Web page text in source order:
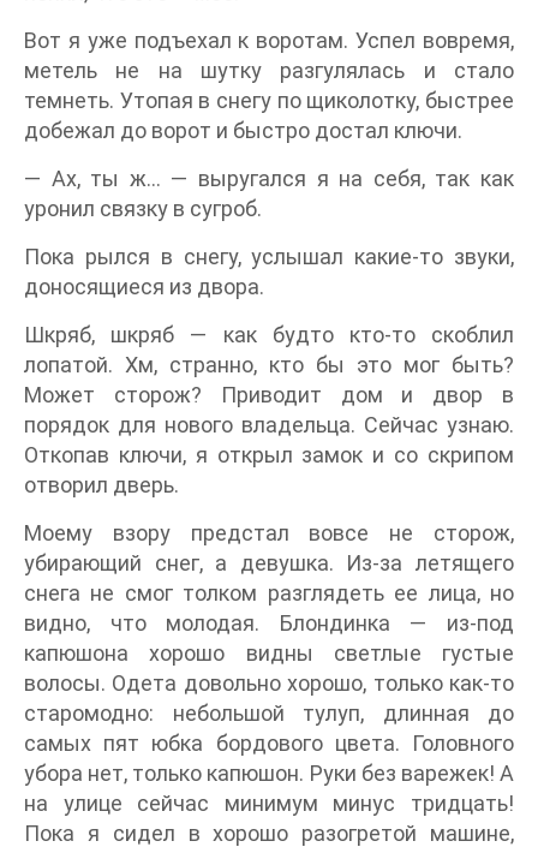
Вот я уже подъехал к воротам. Успел вовремя,
метель не на шутку разгулялась и стало
темнеть. Утопая в снегу по щиколотку, быстрее
добежал до ворот и быстро достал ключи.
— Ах, ты ж… — выругался я на себя, так как
уронил связку в сугроб.
Пока рылся в снегу, услышал какие-то звуки,
доносящиеся из двора.
Шкряб, шкряб — как будто кто-то скоблил
лопатой. Хм, странно, кто бы это мог быть?
Может сторож? Приводит дом и двор в
порядок для нового владельца. Сейчас узнаю.
Откопав ключи, я открыл замок и со скрипом
отворил дверь.
Моему взору предстал вовсе не сторож,
убирающий снег, а девушка. Из-за летящего
снега не смог толком разглядеть ее лица, но
видно, что молодая. Блондинка — из-под
капюшона хорошо видны светлые густые
волосы. Одета довольно хорошо, только как-то
старомодно: небольшой тулуп, длинная до
самых пят юбка бордового цвета. Головного
убора нет, только капюшон. Руки без варежек! А
на улице сейчас минимум минус тридцать!
Пока я сидел в хорошо разогретой машине,